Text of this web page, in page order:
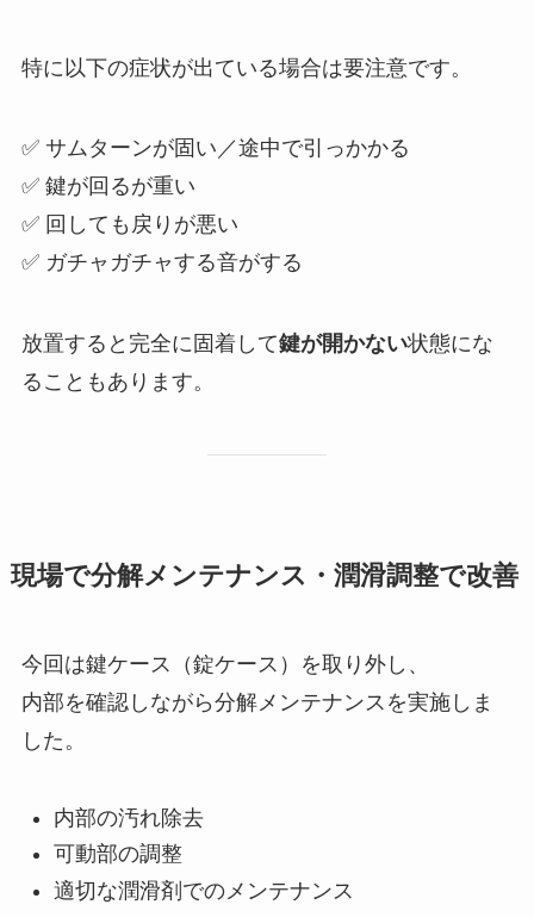
特に以下の症状が出ている場合は要注意です。
✅ サムターンが固い／途中で引っかかる
✅ 鍵が回るが重い
✅ 回しても戻りが悪い
✅ ガチャガチャする音がする
放置すると完全に固着して鍵が開かない状態にな
ることもあります。
現場で分解メンテナンス・潤滑調整で改善
今回は鍵ケース（錠ケース）を取り外し、
内部を確認しながら分解メンテナンスを実施しま
した。
内部の汚れ除去
可動部の調整
適切な潤滑剤でのメンテナンス